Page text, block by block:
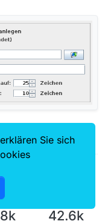
;-).
42.6k
Sie sich